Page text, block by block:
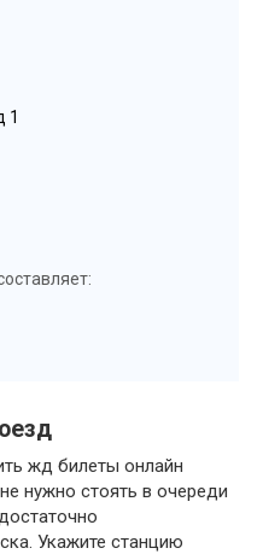
1
жд билеты онлайн
нужно стоять в очереди
Укажите станцию